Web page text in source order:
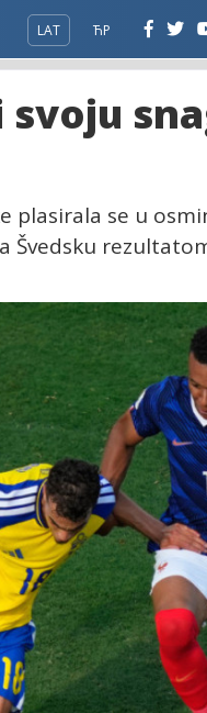
LAT ЋР
plasirala se u
Švedsku